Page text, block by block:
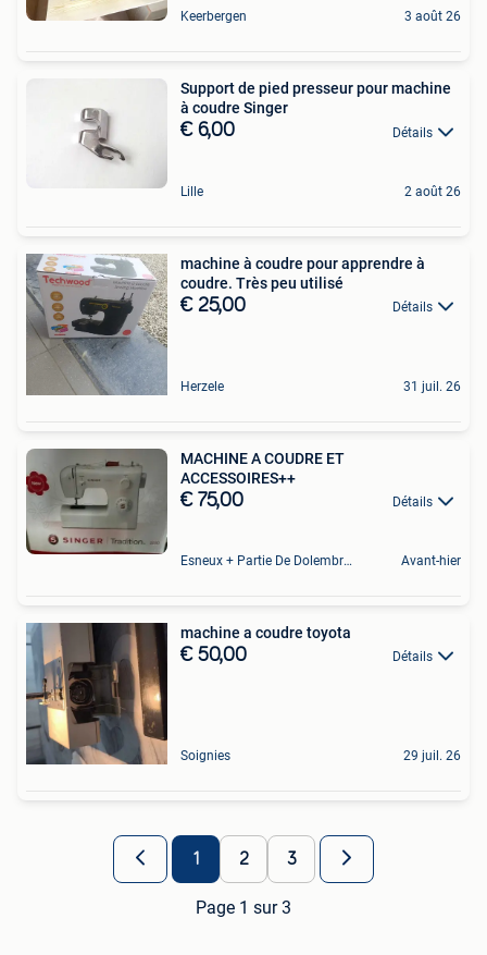
Keerbergen 3 août 26
Support de pied presseur pour machine
à coudre Singer
€ 6,00 Détails
Lille 2 août 26
machine à coudre pour apprendre à
coudre. Très peu utilisé
€ 25,00 Détails
Herzele 31 juil. 26
MACHINE A COUDRE ET
ACCESSOIRES++
€ 75,00 Détails
Esneux + Partie De Dolembreux Avant-hier
machine a coudre toyota
€ 50,00 Détails
Soignies 29 juil. 26
1 2 3
Page 1 sur 3